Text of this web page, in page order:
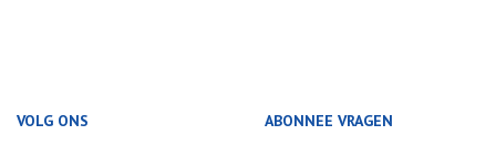
VOLG ONS ABONNEE VRAGEN